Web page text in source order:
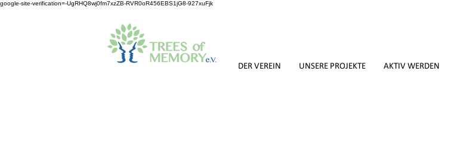
google-site-verification=-UgRHQ8wj0fm7xzZB-RVR0oR456EBS1jG8-927xuFjk
DER VEREIN UNSERE PROJEKTE AKTIV WERDEN